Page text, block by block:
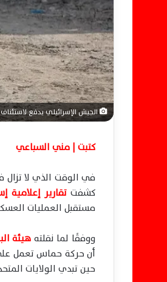
ر
و
ن
ي
ا
الجيش الإسرائيلي يدفع
كتبت | مني السباعي
في الوقت الذي لا تزال
كشفت تقارير إعلامية
مستقبل العمليات
ووفقًا لما نقلتههيئة
أن حركة حماس تعمل
حين تبدي الولايات